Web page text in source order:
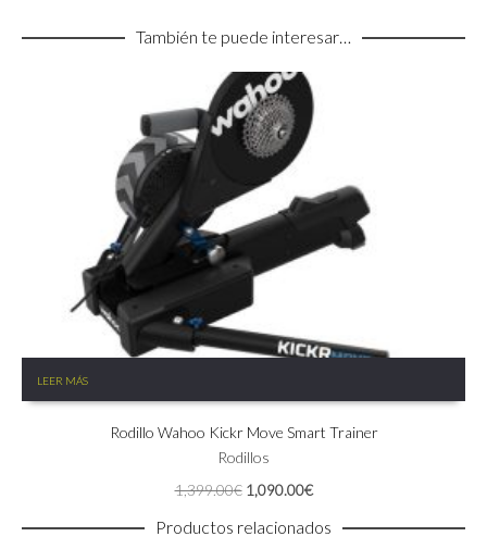
También te puede interesar…
LEER MÁS
Rodillo Wahoo Kickr Move Smart Trainer
Rodillos
1,399.00€ El
original
1,090.00€El
actual
Productos relacionados